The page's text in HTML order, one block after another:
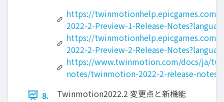
https://
2022-2-Preview-1-Release-
https://
2022-2-Preview-2-Release-
https://www.twinmotion.com/docs/ja/
notes/twinmotion-2022-2-release-notes/
8.
Twinmotion2022.2 変更点と新機能